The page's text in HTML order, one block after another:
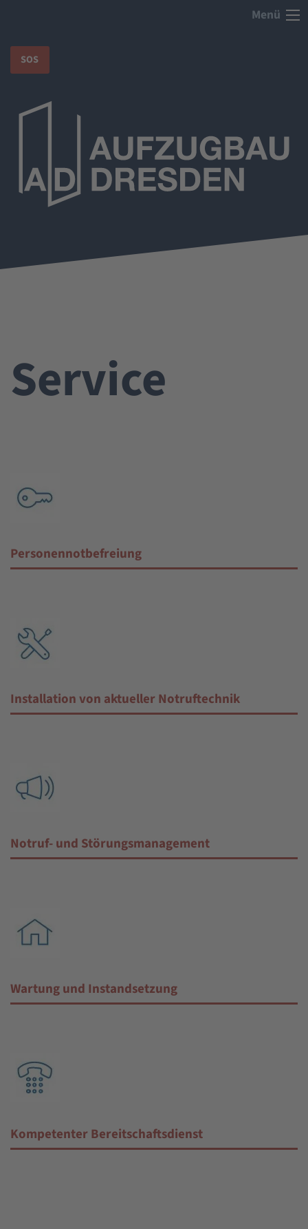
Menü
SOS
Service
Personennotbefreiung
Installation von aktueller Notruftechnik
Notruf- und Störungsmanagement
Wartung und Instandsetzung
Kompetenter Bereitschaftsdienst